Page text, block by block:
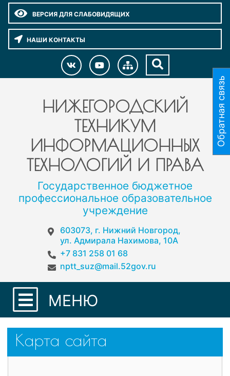
ВЕРСИЯ ДЛЯ СЛАБОВИДЯЩИХ
НАШИ КОНТАКТЫ
НИЖЕГОРОДСКИЙ
ТЕХНИКУМ
ИНФОРМАЦИОННЫХ
ТЕХНОЛОГИЙ И ПРАВА
Государственное бюджетное
профессиональное образовательное
учреждение
603073, г. Нижний Новгород,
ул. Адмирала Нахимова, 10А
+7 831 258 01 68
nptt_suz@mail.52gov.ru
МЕНЮ
Карта сайта
Обратная связь